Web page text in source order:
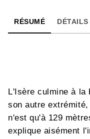
RÉSUMÉ DÉTAILS
L'Isère culmine à la
son autre
n'est qu'à 129
explique aisément